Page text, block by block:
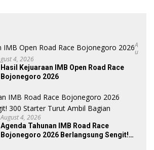
A
U
Gust 4, 2026
Hasil Kejuaraan IMB Open Road Race
Bojonegoro 2026
August 4, 2026
Agenda Tahunan IMB Road Race
Bojonegoro 2026 Berlangsung Sengit!